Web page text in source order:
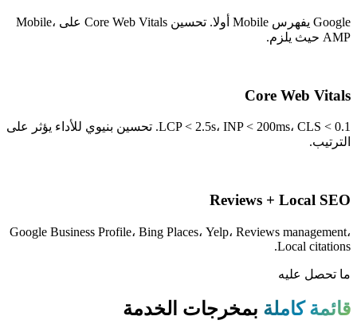
Google يفهرس Mobile أولا. تحسين Core Web Vitals على Mobile،
AMP حيث يلزم.
Core Web Vitals
LCP < 2.5s، INP < 200ms، CLS < 0.1. تحسين بنيوي للأداء يؤثر على
الترتيب.
Reviews + Local SEO
Google Business Profile، Bing Places، Yelp، Reviews management،
Local citations.
ما تحصل عليه
قائمة كاملة بمخرجات الخدمة